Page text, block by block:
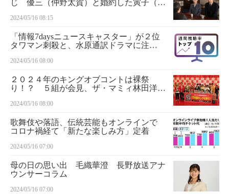
じ 優三（仲野太賀）と婚約した寅子（伊
央梨）は納得いかず…
2024/05/16 08:15
「情報7daysニュースキャスター」が２位
タワマン刺殺と、水原通訳ドラマに注
２日）
2024/05/16 08:00
２０２４年のキングオブコントは裸祭
り！？ ５組が会見、ザ・マミィ林田洋平
上がる」
2024/05/16 08:00
歌舞伎や落語、伝統芸能もオンラインで
コロナ禍経て「新たな楽しみ方」定着
2024/05/16 07:00
母の日の思い出 毛織華澄 長野放送アナ
ウンサーコラム
2024/05/16 07:00